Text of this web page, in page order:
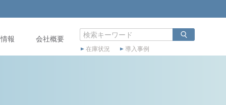
報 会社概要
在庫状況 導入事例